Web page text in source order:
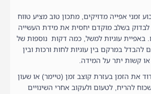
זמני אפייה מדויקים, מתכון טוב מציע טווח
לבדוק בשלב מוקדם יחסית את מידת העשייה
באפיית עוגיות למשל, כמה דקות נוספות של
להבדל במרקם בין עוגיות לחות ורכות ובין
או קשות יתר על המידה.
את הזמן בעזרת קוצב זמן (טיימר) או שעון
להריח, לטעום ולעקוב אחרי השינויים